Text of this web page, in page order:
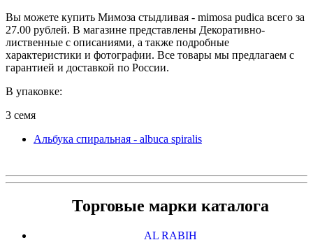
Вы можете купить Мимоза стыдливая - mimosa pudica всего за
27.00 рублей. В магазине представлены Декоративно-
лиственные с описаниями, а также подробные
характеристики и фотографии. Все товары мы предлагаем с
гарантией и доставкой по России.
В упаковке:
3 семя
Альбука спиральная - albuca spiralis
Торговые марки каталога
AL RABIH